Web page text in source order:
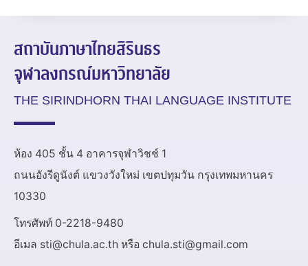
สถาบันภาษาไทยสิรินธร
จุฬาลงกรณ์มหาวิทยาลัย
THE SIRINDHORN THAI LANGUAGE INSTITUTE
ห้อง 405 ชั้น 4 อาคารจุฬาวิชช์ 1
ถนนอังรีดูนังต์ แขวงวังใหม่ เขตปทุมวัน กรุงเทพมหานคร
10330
โทรศัพท์ 0-2218-9480
อีเมล sti@chula.ac.th หรือ chula.sti@gmail.com